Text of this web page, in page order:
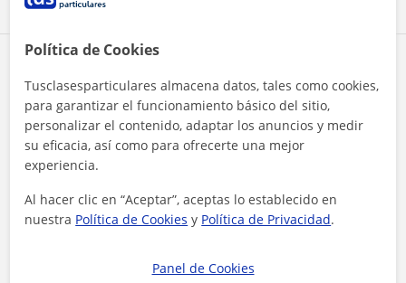
Profesor verificado
Tutor tiene el Perfil Verificado
Política de Cookies
Tusclasesparticulares almacena datos, tales como cookies,
para garantizar el funcionamiento básico del sitio,
personalizar el contenido, adaptar los anuncios y medir
su eficacia, así como para ofrecerte una mejor
experiencia.
Al hacer clic en “Aceptar”, aceptas lo establecido en
nuestra Política de Cookies y Política de Privacidad.
Panel de Cookies